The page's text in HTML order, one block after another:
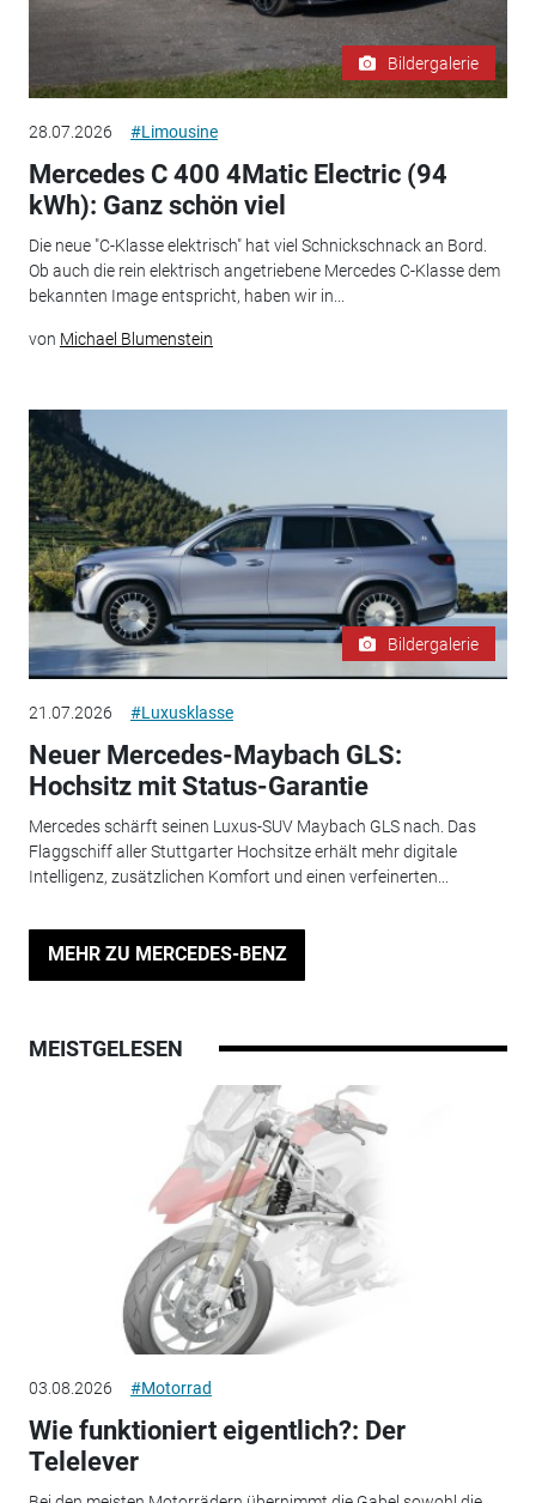
Bildergalerie
28.07.2026 #Limousine
Mercedes C 400 4Matic Electric (94
kWh): Ganz schön viel
Die neue "C-Klasse elektrisch" hat viel Schnickschnack an Bord.
Ob auch die rein elektrisch angetriebene Mercedes C-Klasse dem
bekannten Image entspricht, haben wir in...
von Michael Blumenstein
Bildergalerie
21.07.2026 #Luxusklasse
Neuer Mercedes-Maybach GLS:
Hochsitz mit Status-Garantie
Mercedes schärft seinen Luxus-SUV Maybach GLS nach. Das
Flaggschiff aller Stuttgarter Hochsitze erhält mehr digitale
Intelligenz, zusätzlichen Komfort und einen verfeinerten...
MEHR ZU MERCEDES-BENZ
MEISTGELESEN
03.08.2026 #Motorrad
Wie funktioniert eigentlich?: Der
Telelever